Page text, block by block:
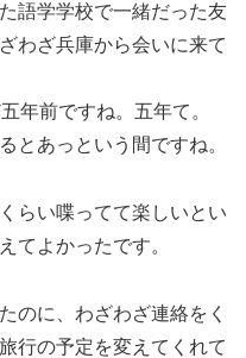
語学学校で一緒だった友
わざ兵庫から会いに来て
年前ですね。五年て。
とあっという間ですね。
らい喋ってて楽しいとい
てよかったです。
のに、わざわざ連絡をく
行の予定を変えてくれて